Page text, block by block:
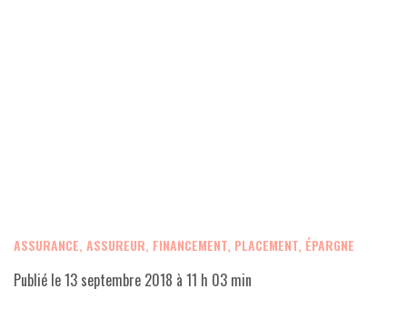
ASSURANCE, ASSUREUR, FINANCEMENT, PLACEMENT, ÉPARGNE
Publié le13 septembre 2018 à 11 h 03 min